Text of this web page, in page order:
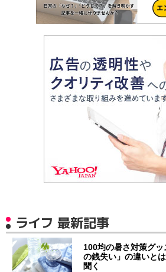
ライフ 最新記事
100均の暑さ対策グ
の銭失い」の違いと
聞く